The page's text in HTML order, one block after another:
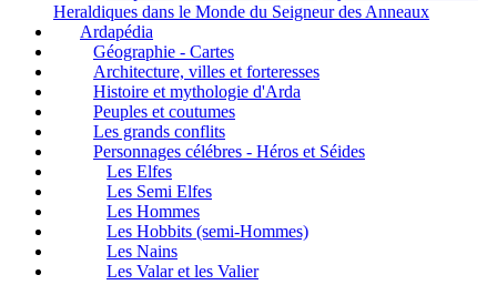
Heraldiques dans le Monde du Seigneur des Anneaux
Ardapédia
Géographie - Cartes
Architecture, villes et forteresses
Histoire et mythologie d'Arda
Peuples et coutumes
Les grands conflits
Personnages célébres - Héros et Séides
Les Elfes
Les Semi Elfes
Les Hommes
Les Hobbits (semi-Hommes)
Les Nains
Les Valar et les Valier